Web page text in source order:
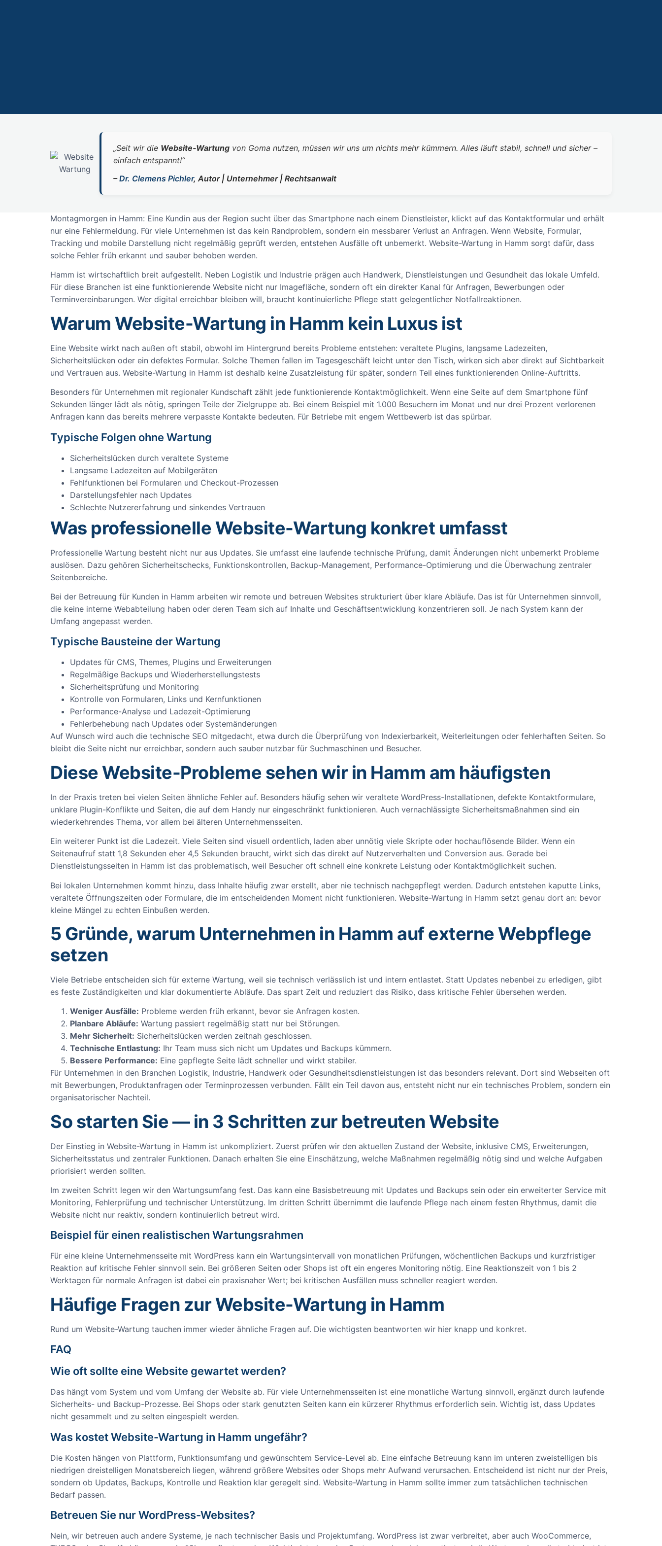
„Seit wir die Website‑Wartung von Goma nutzen, müssen wir uns um nichts mehr kümmern. Alles läuft stabil, schnell und sicher –
einfach entspannt!“
–Dr. Clemens Pichler, Autor | Unternehmer | Rechtsanwalt
Montagmorgen in Hamm: Eine Kundin aus der Region sucht über das Smartphone nach einem Dienstleister, klickt auf das Kontaktformular und erhält
nur eine Fehlermeldung. Für viele Unternehmen ist das kein Randproblem, sondern ein messbarer Verlust an Anfragen. Wenn Website, Formular,
Tracking und mobile Darstellung nicht regelmäßig geprüft werden, entstehen Ausfälle oft unbemerkt. Website-Wartung in Hamm sorgt dafür, dass
solche Fehler früh erkannt und sauber behoben werden.
Hamm ist wirtschaftlich breit aufgestellt. Neben Logistik und Industrie prägen auch Handwerk, Dienstleistungen und Gesundheit das lokale Umfeld.
Für diese Branchen ist eine funktionierende Website nicht nur Imagefläche, sondern oft ein direkter Kanal für Anfragen, Bewerbungen oder
Terminvereinbarungen. Wer digital erreichbar bleiben will, braucht kontinuierliche Pflege statt gelegentlicher Notfallreaktionen.
Warum Website-Wartung in Hamm kein Luxus ist
Eine Website wirkt nach außen oft stabil, obwohl im Hintergrund bereits Probleme entstehen: veraltete Plugins, langsame Ladezeiten,
Sicherheitslücken oder ein defektes Formular. Solche Themen fallen im Tagesgeschäft leicht unter den Tisch, wirken sich aber direkt auf Sichtbarkeit
und Vertrauen aus. Website-Wartung in Hamm ist deshalb keine Zusatzleistung für später, sondern Teil eines funktionierenden Online-Auftritts.
Besonders für Unternehmen mit regionaler Kundschaft zählt jede funktionierende Kontaktmöglichkeit. Wenn eine Seite auf dem Smartphone fünf
Sekunden länger lädt als nötig, springen Teile der Zielgruppe ab. Bei einem Beispiel mit 1.000 Besuchern im Monat und nur drei Prozent verlorenen
Anfragen kann das bereits mehrere verpasste Kontakte bedeuten. Für Betriebe mit engem Wettbewerb ist das spürbar.
Typische Folgen ohne Wartung
Sicherheitslücken durch veraltete Systeme
Langsame Ladezeiten auf Mobilgeräten
Fehlfunktionen bei Formularen und Checkout-Prozessen
Darstellungsfehler nach Updates
Schlechte Nutzererfahrung und sinkendes Vertrauen
Was professionelle Website-Wartung konkret umfasst
Professionelle Wartung besteht nicht nur aus Updates. Sie umfasst eine laufende technische Prüfung, damit Änderungen nicht unbemerkt Probleme
auslösen. Dazu gehören Sicherheitschecks, Funktionskontrollen, Backup-Management, Performance-Optimierung und die Überwachung zentraler
Seitenbereiche.
Bei der Betreuung für Kunden in Hamm arbeiten wir remote und betreuen Websites strukturiert über klare Abläufe. Das ist für Unternehmen sinnvoll,
die keine interne Webabteilung haben oder deren Team sich auf Inhalte und Geschäftsentwicklung konzentrieren soll. Je nach System kann der
Umfang angepasst werden.
Typische Bausteine der Wartung
Updates für CMS, Themes, Plugins und Erweiterungen
Regelmäßige Backups und Wiederherstellungstests
Sicherheitsprüfung und Monitoring
Kontrolle von Formularen, Links und Kernfunktionen
Performance-Analyse und Ladezeit-Optimierung
Fehlerbehebung nach Updates oder Systemänderungen
Auf Wunsch wird auch die technische SEO mitgedacht, etwa durch die Überprüfung von Indexierbarkeit, Weiterleitungen oder fehlerhaften Seiten. So
bleibt die Seite nicht nur erreichbar, sondern auch sauber nutzbar für Suchmaschinen und Besucher.
Diese Website-Probleme sehen wir in Hamm am häufigsten
In der Praxis treten bei vielen Seiten ähnliche Fehler auf. Besonders häufig sehen wir veraltete WordPress-Installationen, defekte Kontaktformulare,
unklare Plugin-Konflikte und Seiten, die auf dem Handy nur eingeschränkt funktionieren. Auch vernachlässigte Sicherheitsmaßnahmen sind ein
wiederkehrendes Thema, vor allem bei älteren Unternehmensseiten.
Ein weiterer Punkt ist die Ladezeit. Viele Seiten sind visuell ordentlich, laden aber unnötig viele Skripte oder hochauflösende Bilder. Wenn ein
Seitenaufruf statt 1,8 Sekunden eher 4,5 Sekunden braucht, wirkt sich das direkt auf Nutzerverhalten und Conversion aus. Gerade bei
Dienstleistungsseiten in Hamm ist das problematisch, weil Besucher oft schnell eine konkrete Leistung oder Kontaktmöglichkeit suchen.
Bei lokalen Unternehmen kommt hinzu, dass Inhalte häufig zwar erstellt, aber nie technisch nachgepflegt werden. Dadurch entstehen kaputte Links,
veraltete Öffnungszeiten oder Formulare, die im entscheidenden Moment nicht funktionieren. Website-Wartung in Hamm setzt genau dort an: bevor
kleine Mängel zu echten Einbußen werden.
5 Gründe, warum Unternehmen in Hamm auf externe Webpflege
setzen
Viele Betriebe entscheiden sich für externe Wartung, weil sie technisch verlässlich ist und intern entlastet. Statt Updates nebenbei zu erledigen, gibt
es feste Zuständigkeiten und klar dokumentierte Abläufe. Das spart Zeit und reduziert das Risiko, dass kritische Fehler übersehen werden.
Weniger Ausfälle: Probleme werden früh erkannt, bevor sie Anfragen kosten.
Planbare Abläufe: Wartung passiert regelmäßig statt nur bei Störungen.
Mehr Sicherheit: Sicherheitslücken werden zeitnah geschlossen.
Technische Entlastung: Ihr Team muss sich nicht um Updates und Backups kümmern.
Bessere Performance: Eine gepflegte Seite lädt schneller und wirkt stabiler.
Für Unternehmen in den Branchen Logistik, Industrie, Handwerk oder Gesundheitsdienstleistungen ist das besonders relevant. Dort sind Webseiten oft
mit Bewerbungen, Produktanfragen oder Terminprozessen verbunden. Fällt ein Teil davon aus, entsteht nicht nur ein technisches Problem, sondern ein
organisatorischer Nachteil.
So starten Sie — in 3 Schritten zur betreuten Website
Der Einstieg in Website-Wartung in Hamm ist unkompliziert. Zuerst prüfen wir den aktuellen Zustand der Website, inklusive CMS, Erweiterungen,
Sicherheitsstatus und zentraler Funktionen. Danach erhalten Sie eine Einschätzung, welche Maßnahmen regelmäßig nötig sind und welche Aufgaben
priorisiert werden sollten.
Im zweiten Schritt legen wir den Wartungsumfang fest. Das kann eine Basisbetreuung mit Updates und Backups sein oder ein erweiterter Service mit
Monitoring, Fehlerprüfung und technischer Unterstützung. Im dritten Schritt übernimmt die laufende Pflege nach einem festen Rhythmus, damit die
Website nicht nur reaktiv, sondern kontinuierlich betreut wird.
Beispiel für einen realistischen Wartungsrahmen
Für eine kleine Unternehmensseite mit WordPress kann ein Wartungsintervall von monatlichen Prüfungen, wöchentlichen Backups und kurzfristiger
Reaktion auf kritische Fehler sinnvoll sein. Bei größeren Seiten oder Shops ist oft ein engeres Monitoring nötig. Eine Reaktionszeit von 1 bis 2
Werktagen für normale Anfragen ist dabei ein praxisnaher Wert; bei kritischen Ausfällen muss schneller reagiert werden.
Häufige Fragen zur Website-Wartung in Hamm
Rund um Website-Wartung tauchen immer wieder ähnliche Fragen auf. Die wichtigsten beantworten wir hier knapp und konkret.
FAQ
Wie oft sollte eine Website gewartet werden?
Das hängt vom System und vom Umfang der Website ab. Für viele Unternehmensseiten ist eine monatliche Wartung sinnvoll, ergänzt durch laufende
Sicherheits- und Backup-Prozesse. Bei Shops oder stark genutzten Seiten kann ein kürzerer Rhythmus erforderlich sein. Wichtig ist, dass Updates
nicht gesammelt und zu selten eingespielt werden.
Was kostet Website-Wartung in Hamm ungefähr?
Die Kosten hängen von Plattform, Funktionsumfang und gewünschtem Service-Level ab. Eine einfache Betreuung kann im unteren zweistelligen bis
niedrigen dreistelligen Monatsbereich liegen, während größere Websites oder Shops mehr Aufwand verursachen. Entscheidend ist nicht nur der Preis,
sondern ob Updates, Backups, Kontrolle und Reaktion klar geregelt sind. Website-Wartung in Hamm sollte immer zum tatsächlichen technischen
Bedarf passen.
Betreuen Sie nur WordPress-Websites?
Nein, wir betreuen auch andere Systeme, je nach technischer Basis und Projektumfang. WordPress ist zwar verbreitet, aber auch WooCommerce,